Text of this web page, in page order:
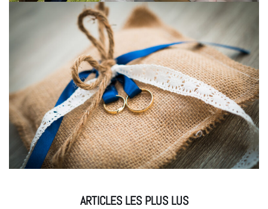
ARTICLES LES PLUS LUS